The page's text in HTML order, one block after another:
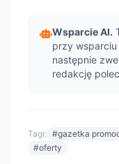
Wsparcie AI.
przy
następnie
redakcję
Tagi: #gazetka
#oferty